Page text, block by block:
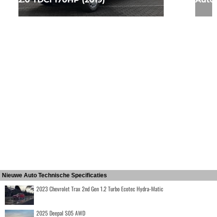
Nieuwe Auto Technische Specificaties
2023 Chevrolet Trax 2nd Gen 1.2 Turbo Ecotec Hydra-Matic
2025 Deepal S05 AWD